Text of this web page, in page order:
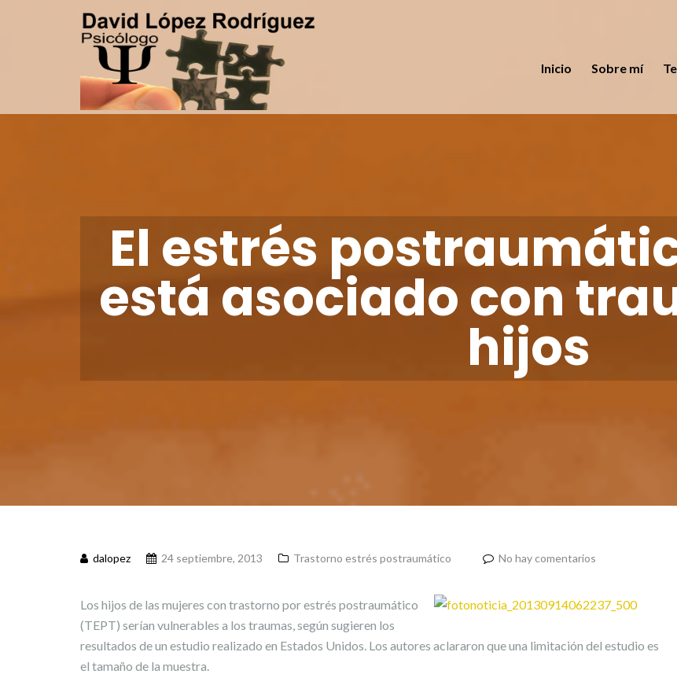
Inicio Sobre mí
El estrés
está asociado con
hijos
dalopez 24 septiembre, 2013 Trastorno estrés postraumático No hay comentarios
Los hijos de las mujeres con trastorno por estrés postraumático
(TEPT) serían vulnerables a los traumas, según sugieren los
resultados de un estudio realizado en Estados Unidos. Los autores aclararon que una limitación del estudio es
el tamaño de la muestra.